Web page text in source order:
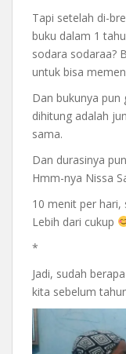
Tapi setelah di-
buku dalam 1
sodara sodaraa?
untuk bisa
Dan bukunya pun
dihitung adalah
sama.
Dan durasinya
Hmm-nya Nissa
10 menit per hari,
Lebih dari cukup
*
Jadi, sudah
kita sebelum